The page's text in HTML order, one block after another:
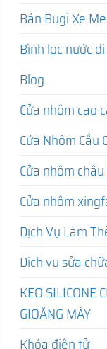
Bán Bugi Xe
Bình lọc nước
Blog
Cửa nhôm cao
Cửa Nhôm Cầu
Cửa nhôm
Cửa nhôm
Dịch Vụ Làm
Dịch vụ sửa
KEO SILICONE
GIOĂNG MÁY
Khóa điện tử